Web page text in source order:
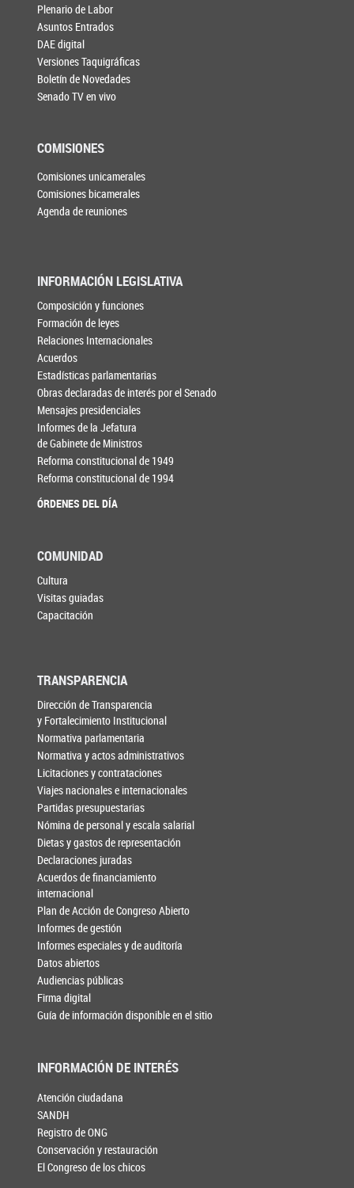
Plenario de Labor
Asuntos Entrados
DAE digital
Versiones Taquigráficas
Boletín de Novedades
Senado TV en vivo
COMISIONES
Comisiones unicamerales
Comisiones bicamerales
Agenda de reuniones
INFORMACIÓN LEGISLATIVA
Composición y funciones
Formación de leyes
Relaciones Internacionales
Acuerdos
Estadísticas parlamentarias
Obras declaradas de interés por el Senado
Mensajes presidenciales
Informes de la Jefatura
de Gabinete de Ministros
Reforma constitucional de 1949
Reforma constitucional de 1994
ÓRDENES DEL DÍA
COMUNIDAD
Cultura
Visitas guiadas
Capacitación
TRANSPARENCIA
Dirección de Transparencia
y Fortalecimiento Institucional
Normativa parlamentaria
Normativa y actos administrativos
Licitaciones y contrataciones
Viajes nacionales e internacionales
Partidas presupuestarias
Nómina de personal y escala salarial
Dietas y gastos de representación
Declaraciones juradas
Acuerdos de financiamiento
internacional
Plan de Acción de Congreso Abierto
Informes de gestión
Informes especiales y de auditoría
Datos abiertos
Audiencias públicas
Firma digital
Guía de información disponible en el sitio
INFORMACIÓN DE INTERÉS
Atención ciudadana
SANDH
Registro de ONG
Conservación y restauración
El Congreso de los chicos